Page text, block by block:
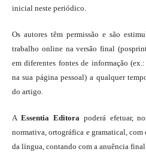
inicial neste periódico.
Os autores têm permissão e são
trabalho online na versão final
em diferentes fontes de informação
na sua página pessoal) a qualquer
do artigo.
A Essentia Editora poderá efetuar,
normativa, ortográfica e gramatical,
da língua, contando com a anuência final